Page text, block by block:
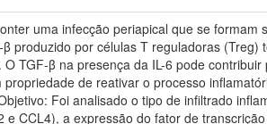
uma infecção periapical que se formam
produzido por células T reguladoras (Treg)
TGF-β na presença da IL-6 pode
de reativar o processo
Foi analisado o tipo de infiltrado
CCL4), a expressão do fator de